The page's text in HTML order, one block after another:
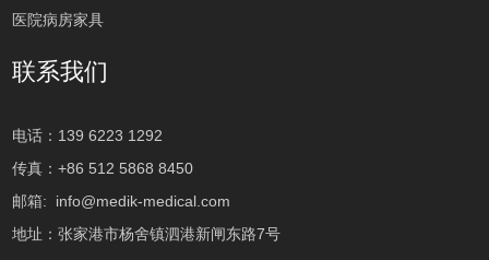
医院病房家具
联系我们
电话：139 6223 1292
传真：+86 512 5868 8450
邮箱: info@medik-medical.com
地址：张家港市杨舍镇泗港新闸东路7号